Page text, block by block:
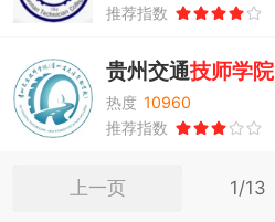
推荐指数
贵州交通技师学院
热度 10960
推荐指数
上一页 1/13